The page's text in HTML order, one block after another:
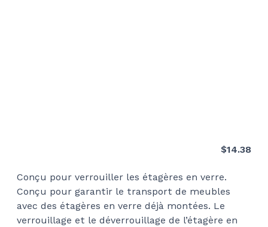
$14.38
Conçu pour verrouiller les étagères en verre.
Conçu pour garantir le transport de meubles
avec des étagères en verre déjà montées. Le
verrouillage et le déverrouillage de l’étagère en